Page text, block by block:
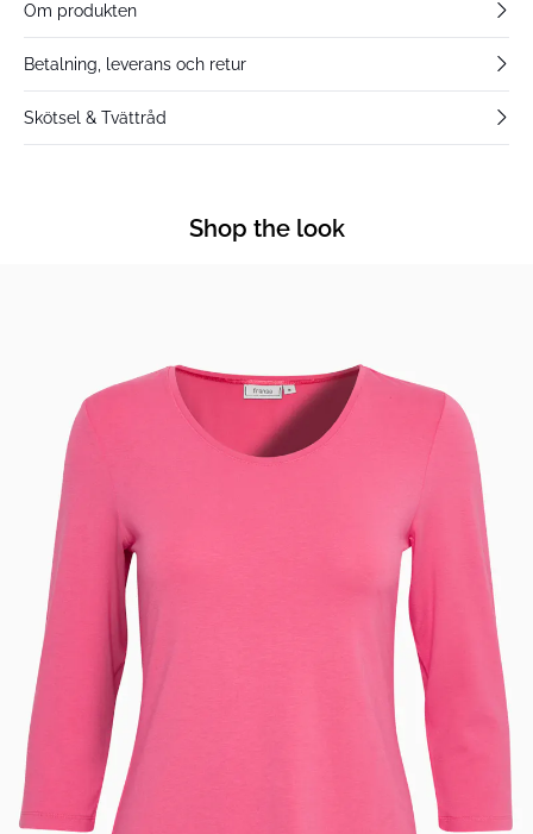
Om produkten
Betalning, leverans och retur
Skötsel & Tvättråd
Shop the look